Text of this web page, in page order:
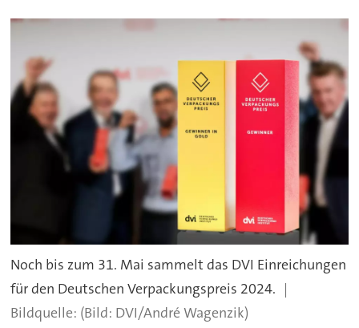
Noch bis zum 31. Mai sammelt das DVI Einreichungen
für den Deutschen Verpackungspreis 2024.
(Bild: DVI/André Wagenzik)